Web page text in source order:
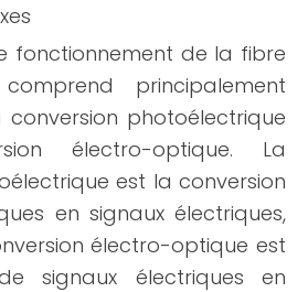
fonctionnement de la fibre
principalement
photoélectrique
électro-optique. La
est la conversion
en signaux électriques,
électro-optique est
signaux électriques en